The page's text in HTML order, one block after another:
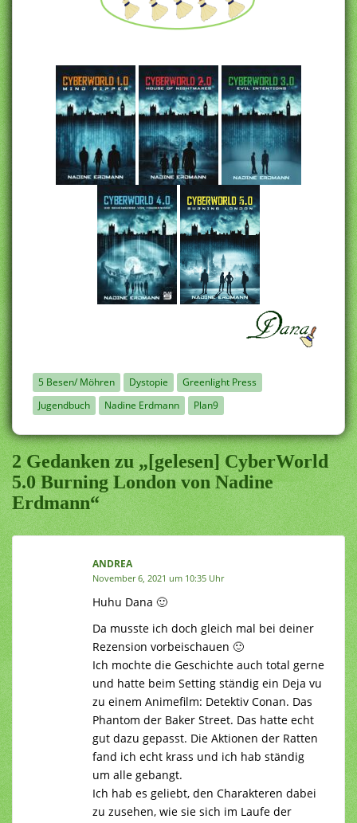
5 Besen/ Möhren Dystopie
Greenlight Press
Jugendbuch
Nadine Erdmann Plan9
2 Gedanken zu „[gelesen] CyberWorld
5.0 Burning London von Nadine
Erdmann“
ANDREA
November 6, 2021 um 10:35 Uhr
Huhu Dana 🙂
Da musste ich doch gleich mal bei deiner
Rezension vorbeischauen 🙂
Ich mochte die Geschichte auch total gerne
und hatte beim Setting ständig ein Deja vu
zu einem Animefilm: Detektiv Conan. Das
Phantom der Baker Street. Das hatte echt
gut dazu gepasst. Die Aktionen der Ratten
fand ich echt krass und ich hab ständig
um alle gebangt.
Ich hab es geliebt, den Charakteren dabei
zu zusehen, wie sie sich im Laufe der